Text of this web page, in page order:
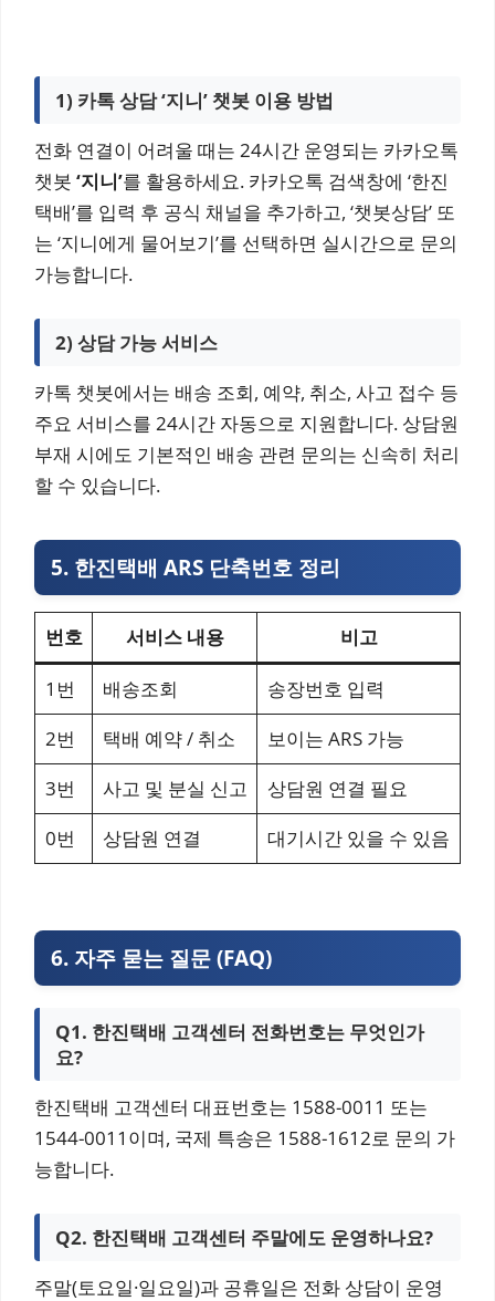
1) 카톡 상담 ‘지니’ 챗봇 이용 방법
전화 연결이 어려울 때는 24시간 운영되는 카카오톡
챗봇 ‘지니’를 활용하세요. 카카오톡 검색창에 ‘한진
택배’를 입력 후 공식 채널을 추가하고, ‘챗봇상담’ 또
는 ‘지니에게 물어보기’를 선택하면 실시간으로 문의
가능합니다.
2) 상담 가능 서비스
카톡 챗봇에서는 배송 조회, 예약, 취소, 사고 접수 등
주요 서비스를 24시간 자동으로 지원합니다. 상담원
부재 시에도 기본적인 배송 관련 문의는 신속히 처리
할 수 있습니다.
5. 한진택배 ARS 단축번호 정리
번호 서비스 내용 비고
1번 배송조회
송장번호 입력
2번
택배 예약 / 취소
보이는 ARS 가능
3번
사고 및 분실 신고
상담원 연결 필요
0번
상담원 연결 대기시간 있을 수 있음
6. 자주 묻는 질문 (FAQ)
Q1. 한진택배 고객센터 전화번호는 무엇인가
요?
한진택배 고객센터 대표번호는 1588-0011 또는
1544-0011이며, 국제 특송은 1588-1612로 문의 가
능합니다.
Q2. 한진택배 고객센터 주말에도 운영하나요?
주말(토요일·일요일)과 공휴일은 전화 상담이 운영